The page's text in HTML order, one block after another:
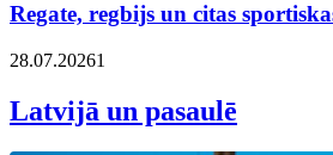
Regate, regbijs un citas
28.07.20261
Latvijā un pasaulē